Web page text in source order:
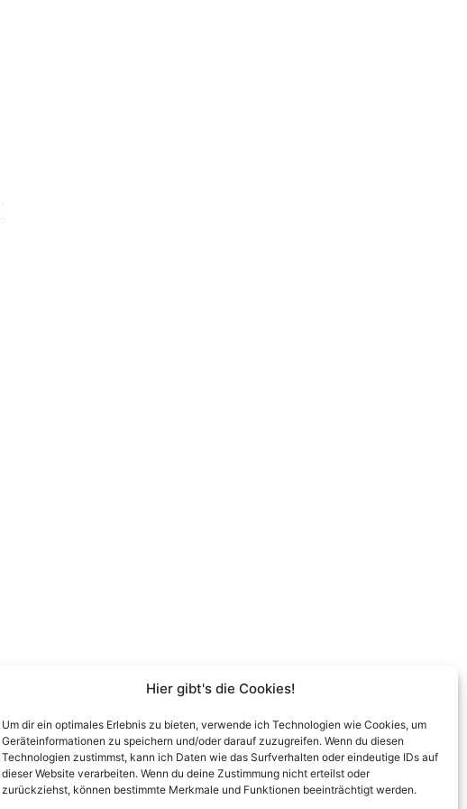
Hier gibt's die Cookies!
Um dir ein optimales Erlebnis zu bieten, verwende ich Technologien wie Cookies, um
Geräteinformationen zu speichern und/oder darauf zuzugreifen. Wenn du diesen
Technologien zustimmst, kann ich Daten wie das Surfverhalten oder eindeutige IDs auf
dieser Website verarbeiten. Wenn du deine Zustimmung nicht erteilst oder
zurückziehst, können bestimmte Merkmale und Funktionen beeinträchtigt werden.